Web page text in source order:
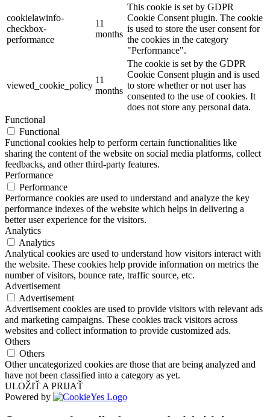
cookielawinfo-
checkbox-
performance
11
months
This cookie is set by GDPR
Cookie Consent plugin. The cookie
is used to store the user consent for
the cookies in the category
"Performance".
viewed_cookie_policy
11
months
The cookie is set by the GDPR
Cookie Consent plugin and is used
to store whether or not user has
consented to the use of cookies. It
does not store any personal data.
Functional
Functional
Functional cookies help to perform certain functionalities like
sharing the content of the website on social media platforms, collect
feedbacks, and other third-party features.
Performance
Performance
Performance cookies are used to understand and analyze the key
performance indexes of the website which helps in delivering a
better user experience for the visitors.
Analytics
Analytics
Analytical cookies are used to understand how visitors interact with
the website. These cookies help provide information on metrics the
number of visitors, bounce rate, traffic source, etc.
Advertisement
Advertisement
Advertisement cookies are used to provide visitors with relevant ads
and marketing campaigns. These cookies track visitors across
websites and collect information to provide customized ads.
Others
Others
Other uncategorized cookies are those that are being analyzed and
have not been classified into a category as yet.
ULOŽIŤ A PRIJAŤ
Powered by